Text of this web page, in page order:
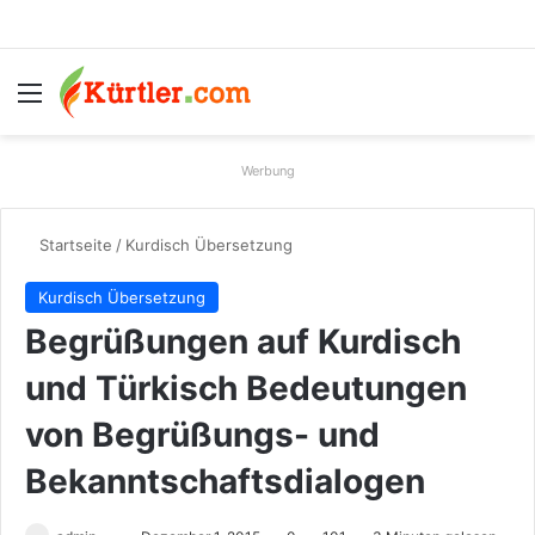
Menü
Werbung
Startseite / Kurdisch Übersetzung
Kurdisch Übersetzung
Begrüßungen auf Kurdisch
und Türkisch Bedeutungen
von Begrüßungs- und
Bekanntschaftsdialogen